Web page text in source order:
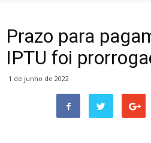
Prazo para
IPTU foi
1 de junho de 2022